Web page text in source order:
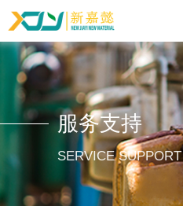
服务支持
SERVICE SUPPORT